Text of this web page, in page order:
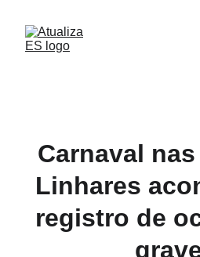
Carnaval
Linhares
registro de